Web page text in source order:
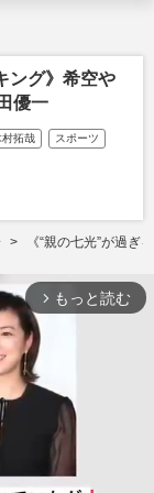
ング》希空や
優一
村拓哉 スポーツ
《“親の七光”が過
arrow_forward_ios もっと読む